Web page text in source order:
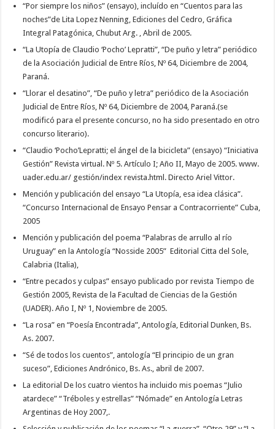
“Por siempre los niños” (ensayo), incluído en “Cuentos para las
noches”de Lita Lopez Nenning, Ediciones del Cedro, Gráfica
Integral Patagónica, Chubut Arg. , Abril de 2005.
“La Utopía de Claudio ‘Pocho’ Lepratti”, “De puño y letra” periódico
de la Asociación Judicial de Entre Ríos, Nº 64, Diciembre de 2004,
Paraná.
“Llorar el desatino”, “De puño y letra” periódico de la Asociación
Judicial de Entre Ríos, Nº 64, Diciembre de 2004, Paraná.(se
modificó para el presente concurso, no ha sido presentado en otro
concurso literario).
“Claudio ‘Pocho’Lepratti; el ángel de la bicicleta” (ensayo) “Iniciativa
Gestión” Revista virtual. Nº 5. Artículo I; Año II, Mayo de 2005. www.
uader.edu.ar/ gestión/index revista.html. Directo Ariel Vittor.
Mención y publicación del ensayo “La Utopía, esa idea clásica”.
“Concurso Internacional de Ensayo Pensar a Contracorriente” Cuba,
2005
Mención y publicación del poema “Palabras de arrullo al río
Uruguay” en la Antología “Nosside 2005” Editorial Citta del Sole,
Calabria (Italia),
“Entre pecados y culpas” ensayo publicado por revista Tiempo de
Gestión 2005, Revista de la Facultad de Ciencias de la Gestión
(UADER). Año I, Nº 1, Noviembre de 2005.
“La rosa” en “Poesía Encontrada”, Antología, Editorial Dunken, Bs.
As. 2007.
“Sé de todos los cuentos”, antología “El principio de un gran
suceso”, Ediciones Andrónico, Bs. As., abril de 2007.
La editorial De los cuatro vientos ha incluido mis poemas “Julio
atardece” “Tréboles y estrellas” “Nómade” en Antología Letras
Argentinas de Hoy 2007,.